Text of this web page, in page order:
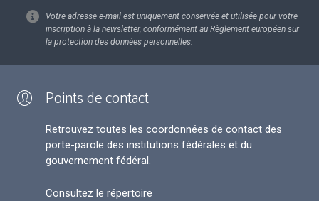
Votre adresse e-mail est uniquement conservée et utilisée pour votre
inscription à la newsletter, conformément au Règlement européen sur
la protection des données personnelles.
Points de contact
Retrouvez toutes les coordonnées de contact des
porte-parole des institutions fédérales et du
gouvernement fédéral.
Consultez le répertoire